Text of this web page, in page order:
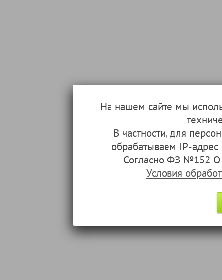
На нашем сайте мы
В частности, для
обрабатываем IP-
Согласно ФЗ №152 О
Условия